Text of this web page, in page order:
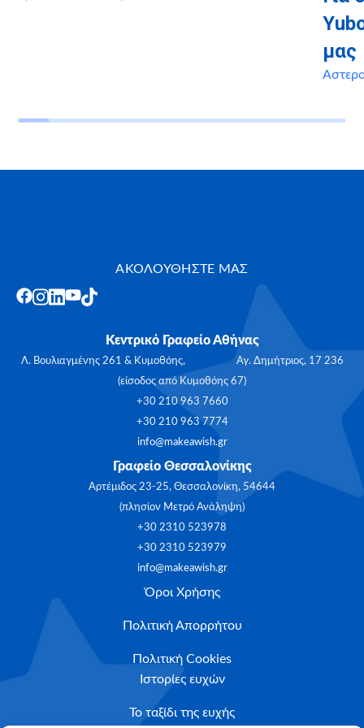
μας
ΑΚΟΛΟΥΘΗΣΤΕ ΜΑΣ
Κεντρικό Γραφείο Αθήνας
Λ. Βουλιαγμένης 261 & Κυμοθόης, Αγ. Δημήτριος, 17 236
(είσοδος από Κυμοθόης 67)
+30 210 963 7660
+30 210 963 7774
info@makeawish.gr
Γραφείο Θεσσαλονίκης
Αρτέμιδος 23-25, Θεσσαλονίκη, 54644
(πλησίον Μετρό Ανάληψη)
+30 2310 523978
+30 2310 523979
info@makeawish.gr
Όροι Χρήσης
Πολιτική Απορρήτου
Πολιτική Cookies
Ιστορίες ευχών
Το ταξίδι της ευχής